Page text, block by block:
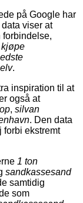
på Google har
viser at
forbindelse,
kjøpe
.
inspiration til at
også at
, silvan
. Den data
forbi ekstremt
1 ton
sandkassesand
samtidig
som